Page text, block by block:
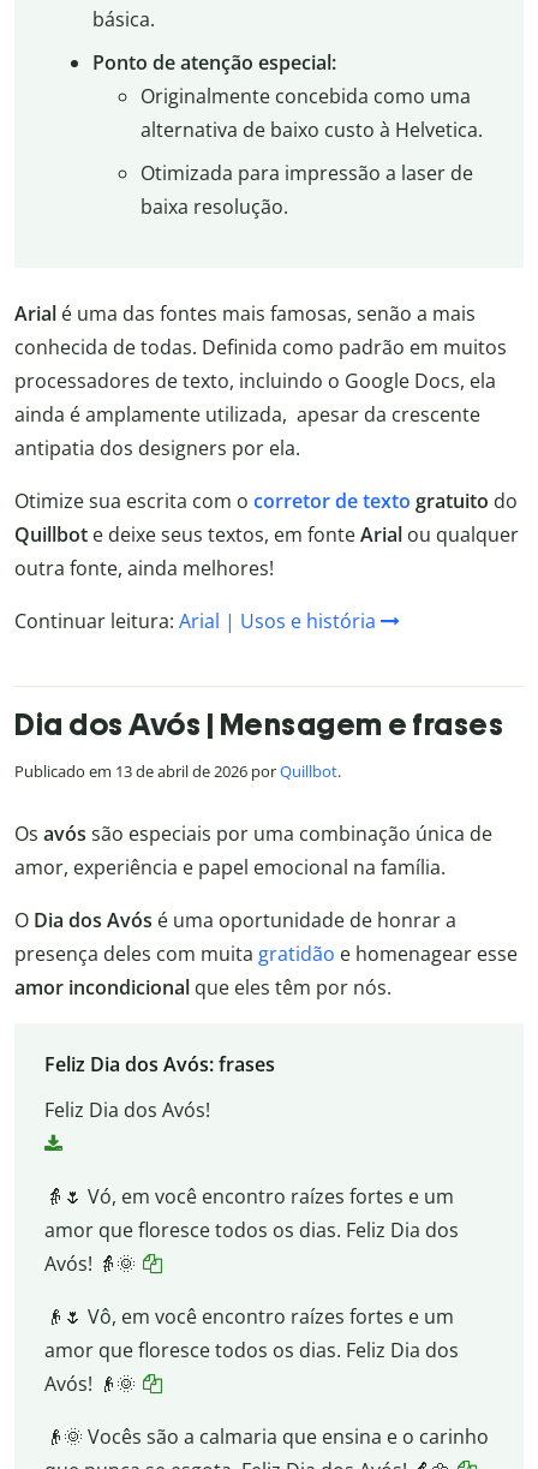
básica.
Ponto de atenção especial:
Originalmente concebida como uma
alternativa de baixo custo à Helvetica.
Otimizada para impressão a laser de
baixa resolução.
Arial é uma das fontes mais famosas, senão a mais
conhecida de todas. Definida como padrão em muitos
processadores de texto, incluindo o Google Docs, ela
ainda é amplamente utilizada, apesar da crescente
antipatia dos designers por ela.
Otimize sua escrita com o corretor de texto gratuito do
Quillbot e deixe seus textos, em fonteArial ou qualquer
outra fonte, ainda melhores!
Continuar leitura: Arial | Usos e história
Dia dos Avós | Mensagem e frases
Publicado em 13 de abril de 2026 porQuillbot.
Os avós são especiais por uma combinação única de
amor, experiência e papel emocional na família.
O Dia dos Avós é uma oportunidade de honrar a
presença deles com muita gratidão e homenagear esse
amor incondicional que eles têm por nós.
Feliz Dia dos Avós: frases
Feliz Dia dos Avós!
👵🌷 Vó, em você encontro raízes fortes e um
amor que floresce todos os dias. Feliz Dia dos
Avós! 👵🌞
👴🌷 Vô, em você encontro raízes fortes e um
amor que floresce todos os dias. Feliz Dia dos
Avós! 👴🌞
👴🌞 Vocês são a calmaria que ensina e o carinho